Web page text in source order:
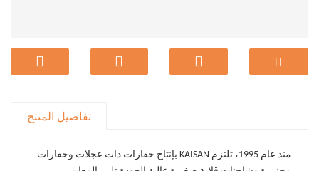
تفاصيل المنتج
منذ عام 1995، تلتزم KAISAN بإنتاج حفارات ذات عجلات وحفارات